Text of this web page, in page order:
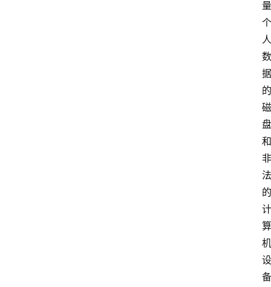
量
个
人
数
据
的
磁
盘
和
非
法
的
计
算
机
设
备